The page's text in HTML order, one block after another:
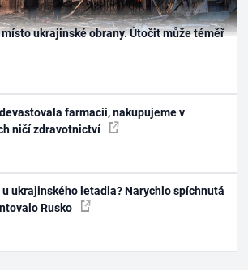
ukrajinské obrany. Útočit může téměř
farmacii, nakupujeme v
ničí zdravotnictví
u ukrajinského letadla? Narychlo spíchnutá
Rusko